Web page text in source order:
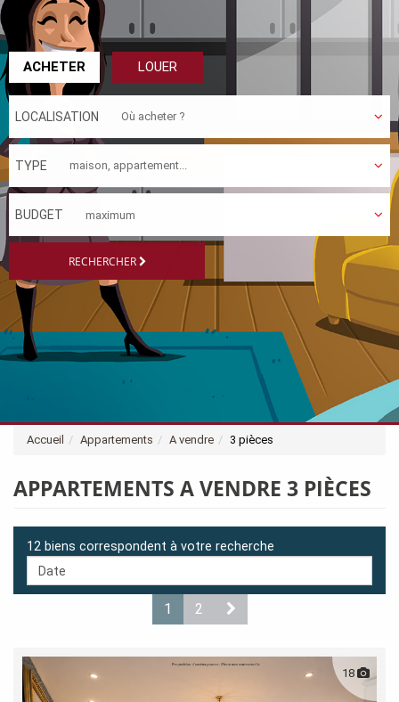
ACHETER LOUER
LOCALISATION
TYPE
BUDGET
RECHERCHER
Accueil Appartements A vendre 3 pièces
APPARTEMENTS A VENDRE 3 PIÈCES
12 biens correspondent à votre recherche
1 2
18